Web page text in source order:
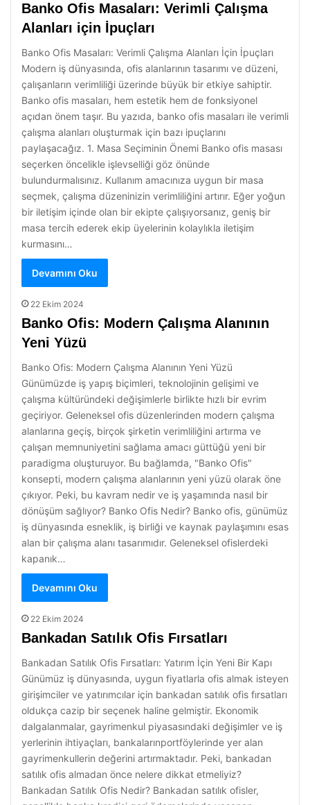
Banko Ofis Masaları: Verimli Çalışma
Alanları için İpuçları
Banko Ofis Masaları: Verimli Çalışma Alanları İçin İpuçları
Modern iş dünyasında, ofis alanlarının tasarımı ve düzeni,
çalışanların verimliliği üzerinde büyük bir etkiye sahiptir.
Banko ofis masaları, hem estetik hem de fonksiyonel
açıdan önem taşır. Bu yazıda, banko ofis masaları ile verimli
çalışma alanları oluşturmak için bazı ipuçlarını
paylaşacağız. 1. Masa Seçiminin Önemi Banko ofis masası
seçerken öncelikle işlevselliği göz önünde
bulundurmalısınız. Kullanım amacınıza uygun bir masa
seçmek, çalışma düzeninizin verimliliğini artırır. Eğer yoğun
bir iletişim içinde olan bir ekipte çalışıyorsanız, geniş bir
masa tercih ederek ekip üyelerinin kolaylıkla iletişim
kurmasını…
Devamını Oku
22 Ekim 2024
Banko Ofis: Modern Çalışma Alanının
Yeni Yüzü
Banko Ofis: Modern Çalışma Alanının Yeni Yüzü
Günümüzde iş yapış biçimleri, teknolojinin gelişimi ve
çalışma kültüründeki değişimlerle birlikte hızlı bir evrim
geçiriyor. Geleneksel ofis düzenlerinden modern çalışma
alanlarına geçiş, birçok şirketin verimliliğini artırma ve
çalışan memnuniyetini sağlama amacı güttüğü yeni bir
paradigma oluşturuyor. Bu bağlamda, "Banko Ofis"
konsepti, modern çalışma alanlarının yeni yüzü olarak öne
çıkıyor. Peki, bu kavram nedir ve iş yaşamında nasıl bir
dönüşüm sağlıyor? Banko Ofis Nedir? Banko ofis, günümüz
iş dünyasında esneklik, iş birliği ve kaynak paylaşımını esas
alan bir çalışma alanı tasarımıdır. Geleneksel ofislerdeki
kapanık…
Devamını Oku
22 Ekim 2024
Bankadan Satılık Ofis Fırsatları
Bankadan Satılık Ofis Fırsatları: Yatırım İçin Yeni Bir Kapı
Günümüz iş dünyasında, uygun fiyatlarla ofis almak isteyen
girişimciler ve yatırımcılar için bankadan satılık ofis fırsatları
oldukça cazip bir seçenek haline gelmiştir. Ekonomik
dalgalanmalar, gayrimenkul piyasasındaki değişimler ve iş
yerlerinin ihtiyaçları, bankalarınportföylerinde yer alan
gayrimenkullerin değerini artırmaktadır. Peki, bankadan
satılık ofis almadan önce nelere dikkat etmeliyiz?
Bankadan Satılık Ofis Nedir? Bankadan satılık ofisler,